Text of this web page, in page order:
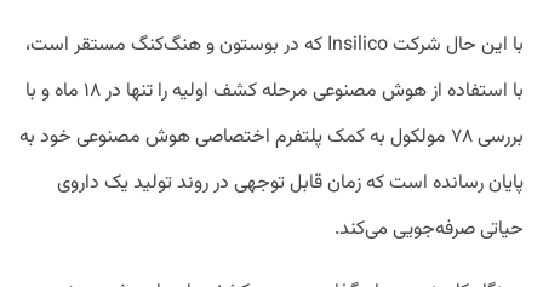
با این حال شرکت Insilico که در بوستون و هنگ‌کنگ مستقر است،
با استفاده از هوش مصنوعی مرحله کشف اولیه را تنها در ۱۸ ماه و با
بررسی ۷۸ مولکول به کمک پلتفرم اختصاصی هوش مصنوعی خود به
پایان رسانده است که زمان قابل توجهی در روند تولید یک داروی
حیاتی صرفه‌جویی می‌کند.